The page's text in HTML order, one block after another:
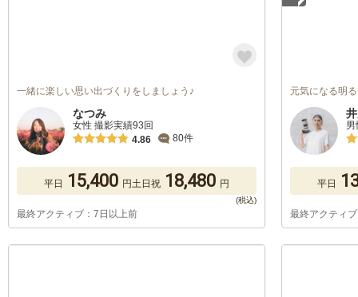
一緒に楽しい思い出づくりをしましょう♪
なつみ
女性 撮影実績93回
4.86
80件
平日 15,400 円土日祝 18,480 円
最終アクティブ：7日以上前
元気になる明
男
平日
最終アクティ